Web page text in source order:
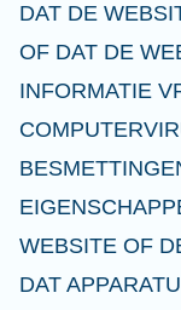
DAT DE
OF DAT DE
INFORMATIE
WEBSITE OF
DAT